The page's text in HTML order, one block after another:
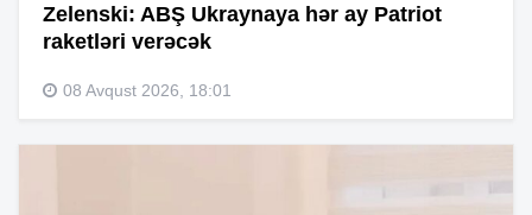
Zelenski: ABŞ Ukraynaya hər ay Patriot
raketləri verəcək
08 Avqust 2026, 18:01